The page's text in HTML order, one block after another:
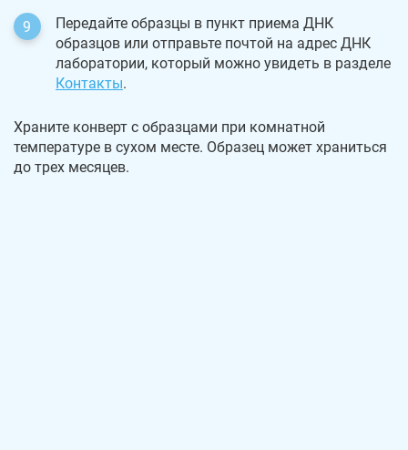
Передайте образцы в пункт приема ДНК
образцов или отправьте почтой на адрес ДНК
лаборатории, который можно увидеть в разделе
Контакты.
Храните конверт с образцами при комнатной
температуре в сухом месте. Образец может храниться
до трех месяцев.